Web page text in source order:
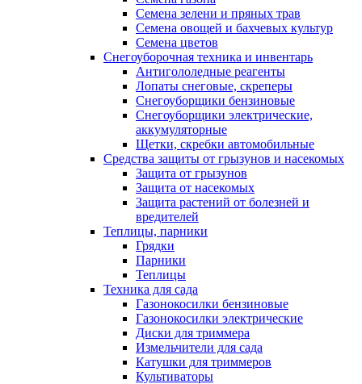
Семена зелени и пряных трав
Семена овощей и бахчевых культур
Семена цветов
Снегоуборочная техника и инвентарь
Антигололедные реагенты
Лопаты снеговые, скреперы
Снегоуборщики бензиновые
Снегоуборщики электрические,
аккумуляторные
Щетки, скребки автомобильные
Средства защиты от грызунов и насекомых
Защита от грызунов
Защита от насекомых
Защита растений от болезней и
вредителей
Теплицы, парники
Грядки
Парники
Теплицы
Техника для сада
Газонокосилки бензиновые
Газонокосилки электрические
Диски для триммера
Измельчители для сада
Катушки для триммеров
Культиваторы